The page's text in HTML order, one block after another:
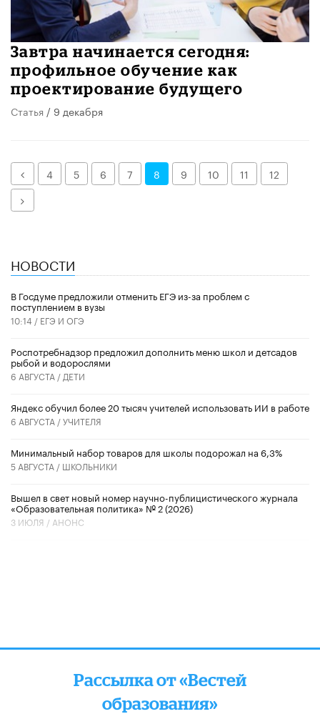
Завтра начинается сегодня:
профильное обучение как
проектирование будущего
Статья / 9 декабря
Назад
4 5 6 7 8 9 10 11
12
Далее
НОВОСТИ
В Госдуме предложили отменить ЕГЭ из-за проблем с
поступлением в вузы
10:14 / ЕГЭ И ОГЭ
Роспотребнадзор предложил дополнить меню школ и детсадов
рыбой и водорослями
6 АВГУСТА / ДЕТИ
​Яндекс обучил более 20 тысяч учителей использовать ИИ в работе
6 АВГУСТА /УЧИТЕЛЯ
Минимальный набор товаров для школы подорожал на 6,3%
5 АВГУСТА / ШКОЛЬНИКИ
Вышел в свет новый номер научно-публицистического журнала
«Образовательная политика» № 2 (2026)
3 ИЮЛЯ / АНОНС
Рассылка от «Вестей
образования»